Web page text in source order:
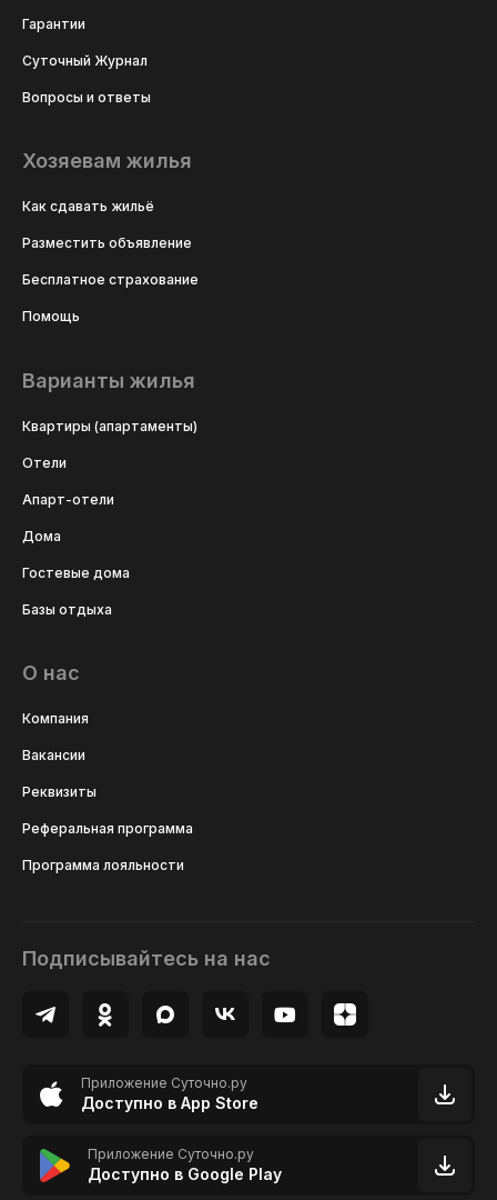
Гарантии
Суточный Журнал
Вопросы и ответы
Хозяевам жилья
Как сдавать жильё
Разместить объявление
Бесплатное страхование
Помощь
Варианты жилья
Квартиры (апартаменты)
Отели
Апарт-отели
Дома
Гостевые дома
Базы отдыха
О нас
Компания
Вакансии
Реквизиты
Реферальная программа
Программа лояльности
Подписывайтесь на нас
Приложение Суточно.ру
Доступно в App Store
Приложение Суточно.ру
Доступно в Google Play